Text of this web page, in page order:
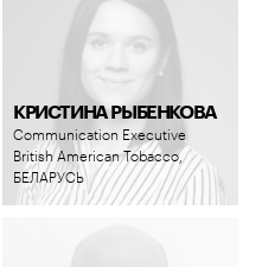
КРИСТИНА РЫБЕНКОВА
Communication Executive
British American Tobacco,
БЕЛАРУСЬ